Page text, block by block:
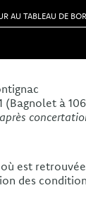
AU TABLEAU DE
(Bagnolet à
est retrouvée
des